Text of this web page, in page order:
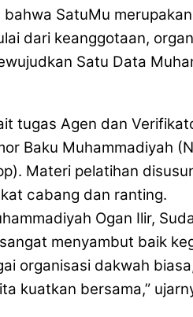
SatuMu
dari keanggotaan,
Satu Data
tugas Agen dan
Baku Muhammadiyah
Materi pelatihan
cabang dan ranting.
Ogan Ilir,
menyambut baik
organisasi dakwah
kuatkan bersama,”